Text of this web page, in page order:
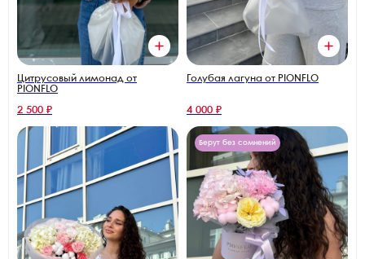
Цитрусовый лимонад от
PIONFLO
2 500 ₽
Голубая лагуна от PIONFLO
4 000 ₽
Берут без сомнений